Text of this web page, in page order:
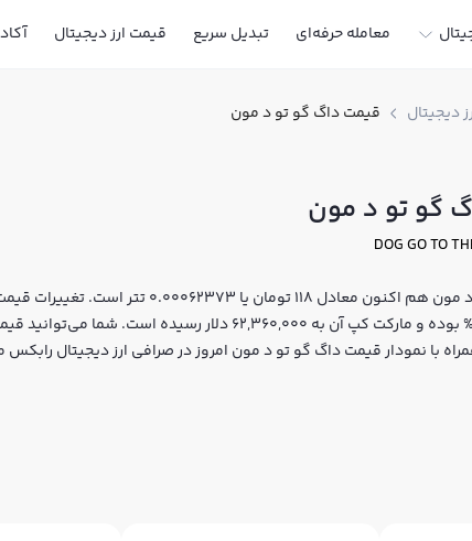
معامله حرفه‌ای تبدیل سریع قیمت ارز دیجیتال
دیجیتال قیمت داگ گو تو د مون
گو تو د مون
DOG GO TO
قیمت لحظه‌ای داگ گو تو د مون هم اکنون معادل 118 تومان
طی 24 ساعت اخیر 3.489% بوده و مارکت کپ آن به 62,360,000 دلار
با نمودار قیمت داگ گو تو د مون امروز در صرافی ارز دیجیتال